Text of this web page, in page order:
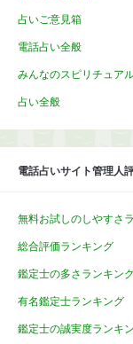
占いご意見箱
電話占い全般
みんなのスピリチュア
占い全般
電話占いサイト管理人
無料お試しのしやすさ
総合評価ランキング
鑑定士の多さランキン
有名鑑定士ランキング
鑑定士の誠実度ランキ